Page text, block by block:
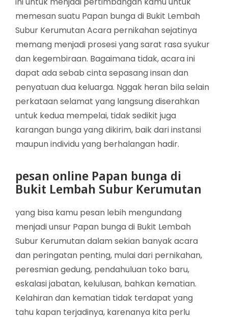
memesan suatu Papan bunga di Bukit Lembah
Subur Kerumutan Acara pernikahan sejatinya
memang menjadi prosesi yang sarat rasa syukur
dan kegembiraan. Bagaimana tidak, acara ini
dapat ada sebab cinta sepasang insan dan
penyatuan dua keluarga. Nggak heran bila selain
perkataan selamat yang langsung diserahkan
untuk kedua mempelai, tidak sedikit juga
karangan bunga yang dikirim, baik dari instansi
maupun individu yang berhalangan hadir.
pesan online Papan bunga di
Bukit Lembah Subur Kerumutan
yang bisa kamu pesan lebih mengundang
menjadi unsur Papan bunga di Bukit Lembah
Subur Kerumutan dalam sekian banyak acara
dan peringatan penting, mulai dari pernikahan,
peresmian gedung, pendahuluan toko baru,
eskalasi jabatan, kelulusan, bahkan kematian.
Kelahiran dan kematian tidak terdapat yang
tahu kapan terjadinya, karenanya kita perlu